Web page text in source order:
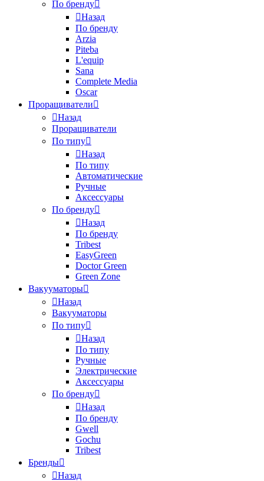
По бренду
Назад
По бренду
Arzia
Piteba
L'equip
Sana
Complete Media
Oscar
Проращиватели
Назад
Проращиватели
По типу
Назад
По типу
Автоматические
Ручные
Аксессуары
По бренду
Назад
По бренду
Tribest
EasyGreen
Doctor Green
Green Zone
Вакууматоры
Назад
Вакууматоры
По типу
Назад
По типу
Ручные
Электрические
Аксессуары
По бренду
Назад
По бренду
Gwell
Gochu
Tribest
Бренды
Назад